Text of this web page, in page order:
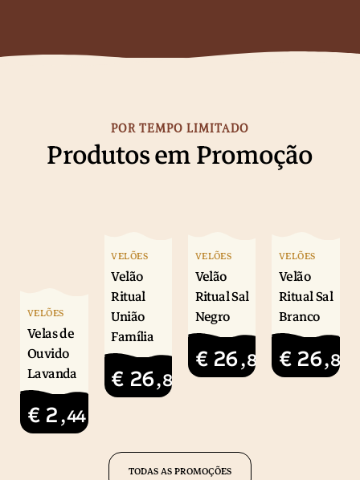
POR TEMPO LIMITADO
Produtos em Promoção
VELÕES
Velas de
Ouvido
Lavanda
€2,44
VELÕES
Velão
Ritual
União
Família
€26,82
VELÕES
Velão
Ritual Sal
Negro
€26,82
VELÕES
Velão
Ritual Sal
Branco
€26,82
TODAS AS PROMOÇÕES